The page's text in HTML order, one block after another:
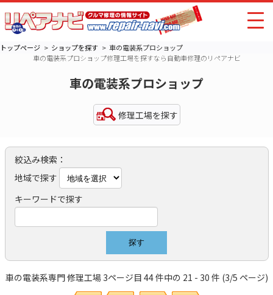
トップページ ショップを探す
車の電装系プロショップ
車の電装系プロショップ修理工場を探すなら自動車修理のリペアナビ
車の電装系プロショップ
修理工場を探す
絞込み検索：
地域で探す
キーワードで探す
車の電装系専門 修理工場 3ページ目 44 件中の 21 - 30 件 (3/5 ページ)